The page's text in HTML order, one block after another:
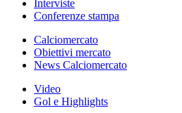
Interviste
Conferenze stampa
Calciomercato
Obiettivi mercato
News Calciomercato
Video
Gol e Highlights